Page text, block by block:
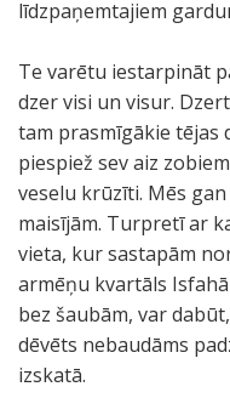
līdzpaņemtajiem
Te varētu iestarpināt
dzer visi un visur.
tam prasmīgākie tējas
piespiež sev aiz
veselu krūzīti. Mēs
maisījām. Turpretī ar
vieta, kur sastapām
armēņu kvartāls
bez šaubām, var
dēvēts nebaudāms
izskatā.